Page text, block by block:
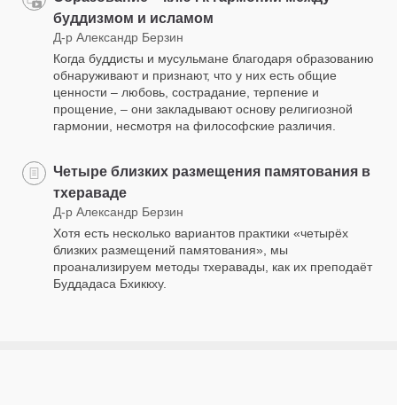
буддизмом и исламом
Д-р Александр Берзин
Когда буддисты и мусульмане благодаря образованию
обнаруживают и признают, что у них есть общие
ценности – любовь, сострадание, терпение и
прощение, – они закладывают основу религиозной
гармонии, несмотря на философские различия.
Четыре близких размещения памятования в
тхераваде
Д-р Александр Берзин
Хотя есть несколько вариантов практики «четырёх
близких размещений памятования», мы
проанализируем методы тхеравады, как их преподаёт
Буддадаса Бхиккху.